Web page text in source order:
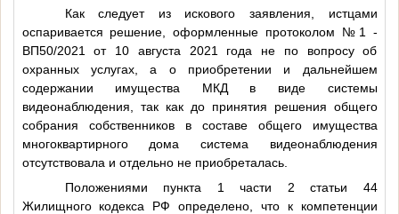
Как следует из искового заявления, истцами
оспаривается решение, оформленные протоколом №1 -
ВП50/2021 от 10 августа 2021 года не по вопросу об
охранных услугах, а о приобретении и дальнейшем
содержании имущества МКД в виде системы
видеонаблюдения, так как до принятия решения общего
собрания собственников в составе общего имущества
многоквартирного дома система видеонаблюдения
отсутствовала и отдельно не приобреталась.
Положениями пункта 1 части 2 статьи 44
Жилищного кодекса РФ определено, что к компетенции